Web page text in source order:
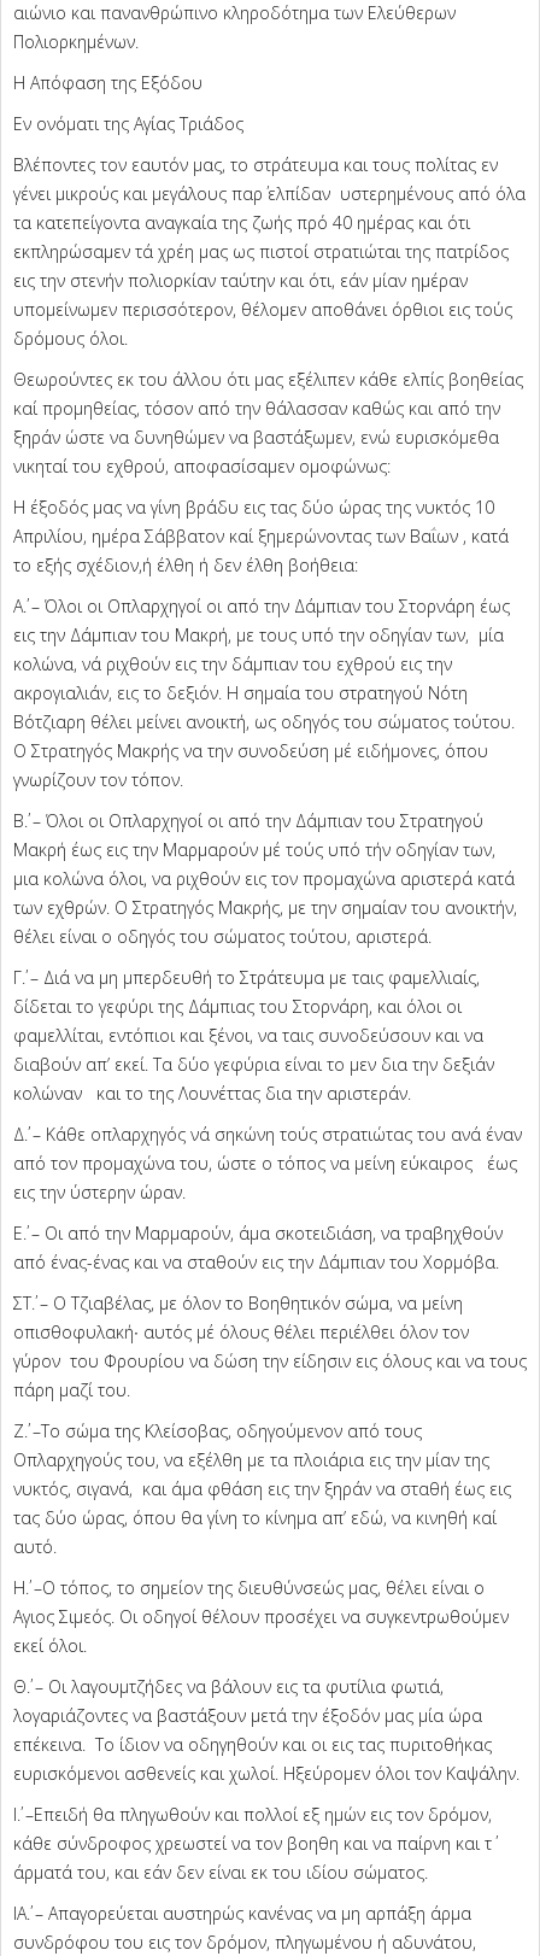
αιώνιο και πανανθρώπινο κληροδότημα των Ελεύθερων
Πολιορκημένων.
Η Απόφαση της Εξόδου
Εν ονόματι της Αγίας Τριάδος
Βλέποντες τον εαυτόν μας, το στράτευμα και τους πολίτας εν
γένει μικρούς και μεγάλους παρ΄ ελπίδαν υστερημένους από όλα
τα κατεπείγοντα αναγκαία της ζωής πρό 40 ημέρας και ότι
εκπληρώσαμεν τά χρέη μας ως πιστοί στρατιώται της πατρίδος
εις την στενήν πολιορκίαν ταύτην και ότι, εάν μίαν ημέραν
υπομείνωμεν περισσότερον, θέλομεν αποθάνει όρθιοι εις τούς
δρόμους όλοι.
Θεωρούντες εκ του άλλου ότι μας εξέλιπεν κάθε ελπίς βοηθείας
καί προμηθείας, τόσον από την θάλασσαν καθώς και από την
ξηράν ώστε να δυνηθώμεν να βαστάξωμεν, ενώ ευρισκόμεθα
νικηταί του εχθρού, αποφασίσαμεν ομοφώνως:
Η έξοδός μας να γίνη βράδυ εις τας δύο ώρας της νυκτός 10
Απριλίου, ημέρα Σάββατον καί ξημερώνοντας των Βαΐων , κατά
το εξής σχέδιον,ή έλθη ή δεν έλθη βοήθεια:
Α΄. – Όλοι οι Οπλαρχηγοί οι από την Δάμπιαν του Στορνάρη έως
εις την Δάμπιαν του Μακρή, με τους υπό την οδηγίαν των, μία
κολώνα, νά ριχθούν εις την δάμπιαν του εχθρού εις την
ακρογιαλιάν, εις το δεξιόν. Η σημαία του στρατηγού Νότη
Βότζιαρη θέλει μείνει ανοικτή, ως οδηγός του σώματος τούτου.
Ο Στρατηγός Μακρής να την συνοδεύση μέ ειδήμονες, όπου
γνωρίζουν τον τόπον.
Β΄. – Όλοι οι Οπλαρχηγοί οι από την Δάμπιαν του Στρατηγού
Μακρή έως εις την Μαρμαρούν μέ τούς υπό τήν οδηγίαν των,
μια κολώνα όλοι, να ριχθούν εις τον προμαχώνα αριστερά κατά
των εχθρών. Ο Στρατηγός Μακρής, με την σημαίαν του ανοικτήν,
θέλει είναι ο οδηγός του σώματος τούτου, αριστερά.
Γ΄. – Διά να μη μπερδευθή το Στράτευμα με ταις φαμελλιαίς,
δίδεται το γεφύρι της Δάμπιας του Στορνάρη, και όλοι οι
φαμελλίται, εντόπιοι και ξένοι, να ταις συνοδεύσουν και να
διαβούν απ’ εκεί. Τα δύο γεφύρια είναι το μεν δια την δεξιάν
κολώναν και το της Λουνέττας δια την αριστεράν.
Δ΄. – Κάθε οπλαρχηγός νά σηκώνη τούς στρατιώτας του ανά έναν
από τον προμαχώνα του, ώστε ο τόπος να μείνη εύκαιρος έως
εις την ύστερην ώραν.
Ε΄. – Οι από την Μαρμαρούν, άμα σκοτειδιάση, να τραβηχθούν
από ένας-ένας και να σταθούν εις την Δάμπιαν του Χορμόβα.
ΣΤ΄. – Ο Τζιαβέλας, με όλον το Βοηθητικόν σώμα, να μείνη
οπισθοφυλακή∙ αυτός μέ όλους θέλει περιέλθει όλον τον
γύρον του Φρουρίου να δώση την είδησιν εις όλους και να τους
πάρη μαζί του.
Ζ΄. –To σώμα της Κλείσοβας, οδηγούμενον από τους
Οπλαρχηγούς του, να εξέλθη με τα πλοιάρια εις την μίαν της
νυκτός, σιγανά, και άμα φθάση εις την ξηράν να σταθή έως εις
τας δύο ώρας, όπου θα γίνη το κίνημα απ’ εδώ, να κινηθή καί
αυτό.
Η΄. –Ο τόπος, το σημείον της διευθύνσεώς μας, θέλει είναι ο
Αγιος Σιμεός. Οι οδηγοί θέλουν προσέχει να συγκεντρωθούμεν
εκεί όλοι.
Θ΄. – Οι λαγουμτζήδες να βάλουν εις τα φυτίλια φωτιά,
λογαριάζοντες να βαστάξουν μετά την έξοδόν μας μία ώρα
επέκεινα. Το ίδιον να οδηγηθούν και οι εις τας πυριτοθήκας
ευρισκόμενοι ασθενείς και χωλοί. Ηξεύρομεν όλοι τον Καψάλην.
Ι΄. –Επειδή θα πληγωθούν και πολλοί εξ ημών εις τον δρόμον,
κάθε σύνδροφος χρεωστεί να τον βοηθη και να παίρνη και τ΄
άρματά του, και εάν δεν είναι εκ του ιδίου σώματος.
ΙΑ΄. – Απαγορεύεται αυστηρώς κανένας να μη αρπάξη άρμα
συνδρόφου του εις τον δρόμον, πληγωμένου ή αδυνάτου,